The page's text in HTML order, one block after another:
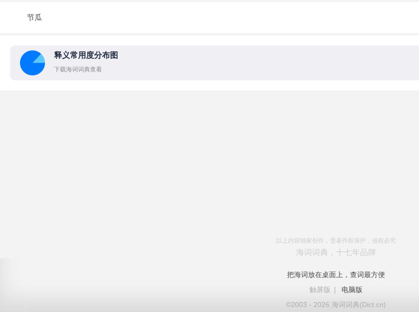
节瓜
释义常用度分布图
下载海词词典查看
以上内容独家创作，受著作权保护，侵权必究
海词词典，十七年品牌
把海词放在桌面上，查词最方便
触屏版
|
电脑版
©2003 - 2026 海词词典(Dict.cn)